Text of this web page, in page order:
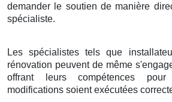
demander le soutien de manière
spécialiste.
Les spécialistes tels que
rénovation peuvent de même
offrant leurs compétences
modifications soient exécutées